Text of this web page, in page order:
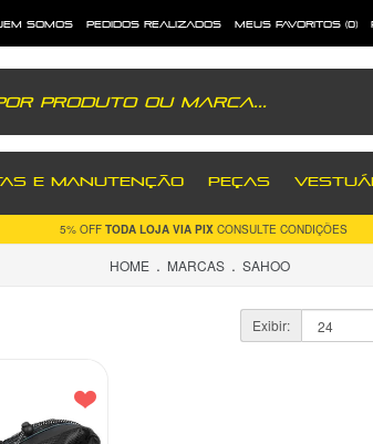
somos pedidos realizados meus favoritos (0)
E MANUTENÇÃO PEÇAS
5% OFF TODA LOJA VIA PIX CONSULTE CONDIÇÕES
HOME . MARCAS . SAHOO
Exibir: